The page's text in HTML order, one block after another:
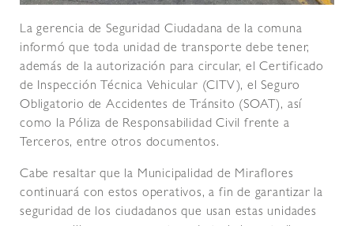
La gerencia de Seguridad Ciudadana de la comuna
informó que toda unidad de transporte debe tener,
además de la autorización para circular, el Certificado
de Inspección Técnica Vehicular (CITV), el Seguro
Obligatorio de Accidentes de Tránsito (SOAT), así
como la Póliza de Responsabilidad Civil frente a
Terceros, entre otros documentos.
Cabe resaltar que la Municipalidad de Miraflores
continuará con estos operativos, a fin de garantizar la
seguridad de los ciudadanos que usan estas unidades